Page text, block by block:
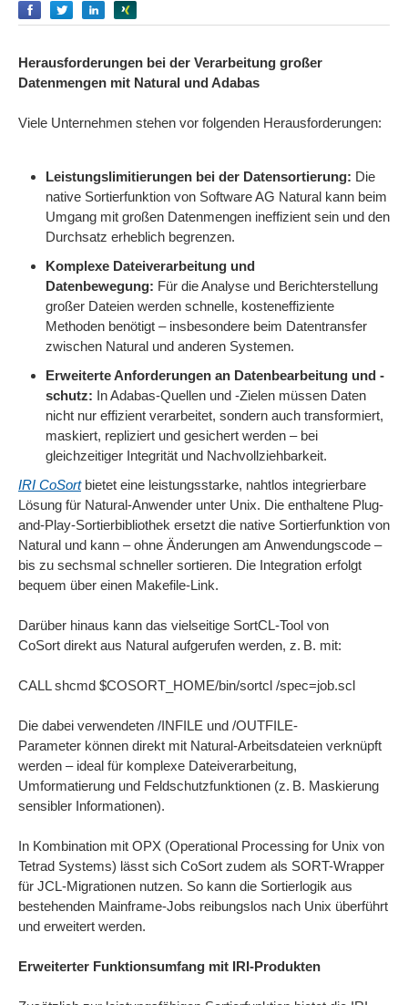
EmpfehlenEmpfehlenEmpfehlen
Herausforderungen bei der Verarbeitung großer
Datenmengen mit Natural und Adabas
Viele Unternehmen stehen vor folgenden Herausforderungen:
Leistungslimitierungen bei der Datensortierung: Die
native Sortierfunktion von Software AG Natural kann beim
Umgang mit großen Datenmengen ineffizient sein und den
Durchsatz erheblich begrenzen.
Komplexe Dateiverarbeitung und
Datenbewegung: Für die Analyse und Berichterstellung
großer Dateien werden schnelle, kosteneffiziente
Methoden benötigt – insbesondere beim Datentransfer
zwischen Natural und anderen Systemen.
Erweiterte Anforderungen an Datenbearbeitung und -
schutz: In Adabas-Quellen und -Zielen müssen Daten
nicht nur effizient verarbeitet, sondern auch transformiert,
maskiert, repliziert und gesichert werden – bei
gleichzeitiger Integrität und Nachvollziehbarkeit.
IRI CoSortbietet eine leistungsstarke, nahtlos integrierbare
Lösung für Natural-Anwender unter Unix. Die enthaltene Plug-
and-Play-Sortierbibliothek ersetzt die native Sortierfunktion von
Natural und kann – ohne Änderungen am Anwendungscode –
bis zu sechsmal schneller sortieren. Die Integration erfolgt
bequem über einen Makefile-Link.
Darüber hinaus kann das vielseitige SortCL-Tool von
CoSort direkt aus Natural aufgerufen werden, z. B. mit:
CALL shcmd $COSORT_HOME/bin/sortcl /spec=job.scl
Die dabei verwendeten /INFILE und /OUTFILE-
Parameter können direkt mit Natural-Arbeitsdateien verknüpft
werden – ideal für komplexe Dateiverarbeitung,
Umformatierung und Feldschutzfunktionen (z. B. Maskierung
sensibler Informationen).
In Kombination mit OPX (Operational Processing for Unix von
Tetrad Systems) lässt sich CoSort zudem als SORT-Wrapper
für JCL-Migrationen nutzen. So kann die Sortierlogik aus
bestehenden Mainframe-Jobs reibungslos nach Unix überführt
und erweitert werden.
Erweiterter Funktionsumfang mit IRI-Produkten